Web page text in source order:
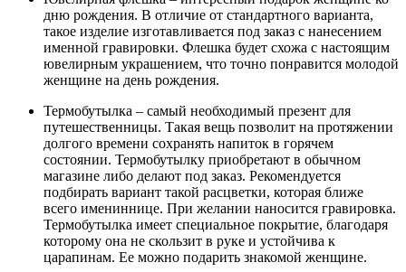
дню рождения. В отличие от стандартного варианта,
такое изделие изготавливается под заказ с нанесением
именной гравировки. Флешка будет схожа с настоящим
ювелирным украшением, что точно понравится молодой
женщине на день рождения.
Термобутылка – самый необходимый презент для
путешественницы. Такая вещь позволит на протяжении
долгого времени сохранять напиток в горячем
состоянии. Термобутылку приобретают в обычном
магазине либо делают под заказ. Рекомендуется
подбирать вариант такой расцветки, которая ближе
всего имениннице. При желании наносится гравировка.
Термобутылка имеет специальное покрытие, благодаря
которому она не скользит в руке и устойчива к
царапинам. Ее можно подарить знакомой женщине.